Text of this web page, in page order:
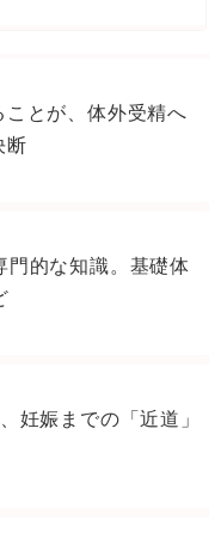
とが、体外受精へ
断
門的な知識。基礎体
妊娠までの「近道」